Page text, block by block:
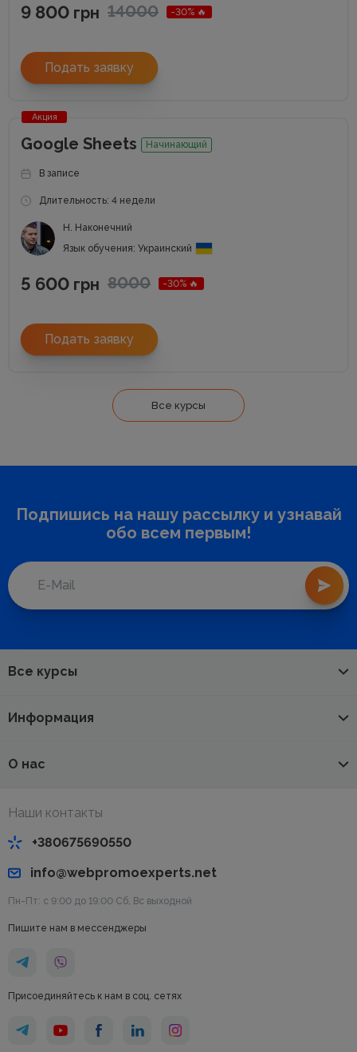
9 800 грн 14000 -30% 🔥
Подать заявку
Акция
Google Sheets Начинающий
В записе
Длительность: 4 недели
Н. Наконечний
Язык обучения: Украинский
5 600 грн 8000 -30% 🔥
Подать заявку
Все курсы
Подпишись на нашу рассылку и узнавай
обо всем первым!
Все курсы
Информация
О нас
Наши контакты
+380675690550
info@webpromoexperts.net
Пн-Пт: с 9:00 до 19:00 Cб, Вс выходной
Пишите нам в мессенджеры
Присоединяйтесь к нам в соц. сетях